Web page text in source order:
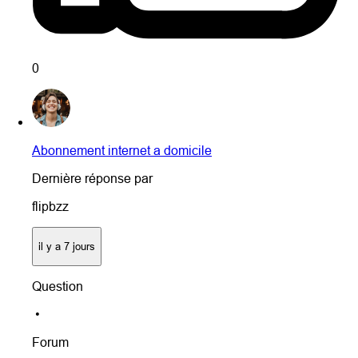
0
Abonnement internet a domicile
Dernière réponse par
flipbzz
il y a 7 jours
Question
•
Forum